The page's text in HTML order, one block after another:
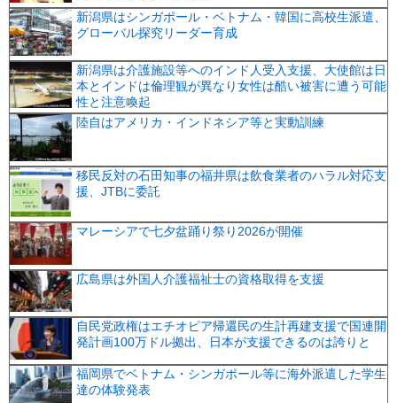
新潟県はシンガポール・ベトナム・韓国に高校生派遣、
グローバル探究リーダー育成
新潟県は介護施設等へのインド人受入支援、大使館は日
本とインドは倫理観が異なり女性は酷い被害に遭う可能
性と注意喚起
陸自はアメリカ・インドネシア等と実動訓練
移民反対の石田知事の福井県は飲食業者のハラル対応支
援、JTBに委託
マレーシアで七夕盆踊り祭り2026が開催
広島県は外国人介護福祉士の資格取得を支援
自民党政権はエチオピア帰還民の生計再建支援で国連開
発計画100万ドル拠出、日本が支援できるのは誇りと
福岡県でベトナム・シンガポール等に海外派遣した学生
達の体験発表